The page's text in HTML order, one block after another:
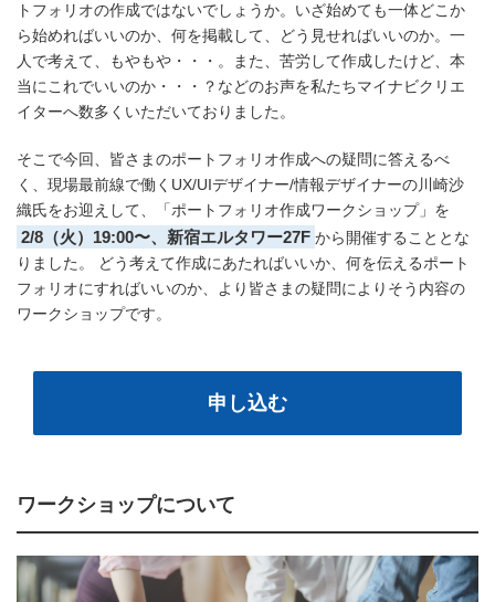
トフォリオの作成ではないでしょうか。いざ始めても一体どこか
ら始めればいいのか、何を掲載して、どう見せればいいのか。一
人で考えて、もやもや・・・。また、苦労して作成したけど、本
当にこれでいいのか・・・？などのお声を私たちマイナビクリエ
イターへ数多くいただいておりました。
そこで今回、皆さまのポートフォリオ作成への疑問に答えるべ
く、現場最前線で働くUX/UIデザイナー/情報デザイナーの川崎沙
織氏をお迎えして、「ポートフォリオ作成ワークショップ」を
2/8（火）19:00〜、新宿エルタワー27F から開催することとな
りました。 どう考えて作成にあたればいいか、何を伝えるポート
フォリオにすればいいのか、より皆さまの疑問によりそう内容の
ワークショップです。
申し込む
ワークショップについて